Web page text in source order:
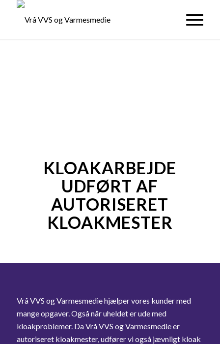
KLOAKARBEJDE
UDFØRT AF
AUTORISERET
KLOAKMESTER
Vrå VVS og Varmesmedie hjælper vores kunder med
mange opgaver. Også når uheldet er ude med
kloakproblemer. Da Vrå VVS og Varmesmedie er
autoriseret kloakmester, udfører vi også jævnligt kloak